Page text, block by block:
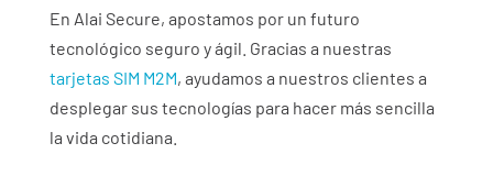
En Alai Secure, apostamos por un futuro
tecnológico seguro y ágil. Gracias a nuestras
tarjetas SIM M2M, ayudamos a nuestros clientes a
desplegar sus tecnologías para hacer más sencilla
la vida cotidiana.